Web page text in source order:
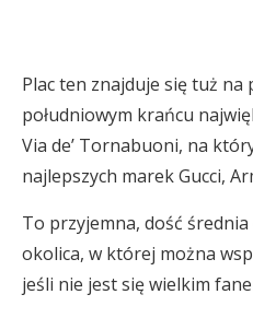
Plac ten znajduje się tuż na
południowym krańcu
Via de’ Tornabuoni, na
najlepszych marek Gucci,
To przyjemna, dość
okolica, w której można
jeśli nie jest się wielkim